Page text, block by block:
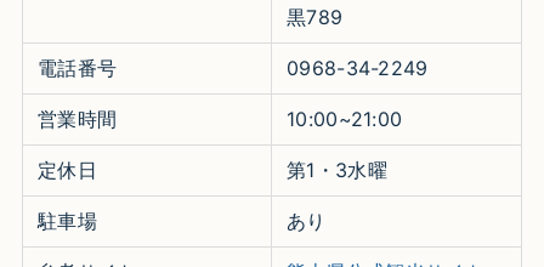
黒789
電話番号 0968-34-2249
営業時間 10:00~21:00
定休日 第1・3水曜
駐車場 あり